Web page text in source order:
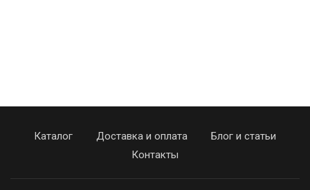
Каталог Доставка и оплата
Блог и статьи
Контакты